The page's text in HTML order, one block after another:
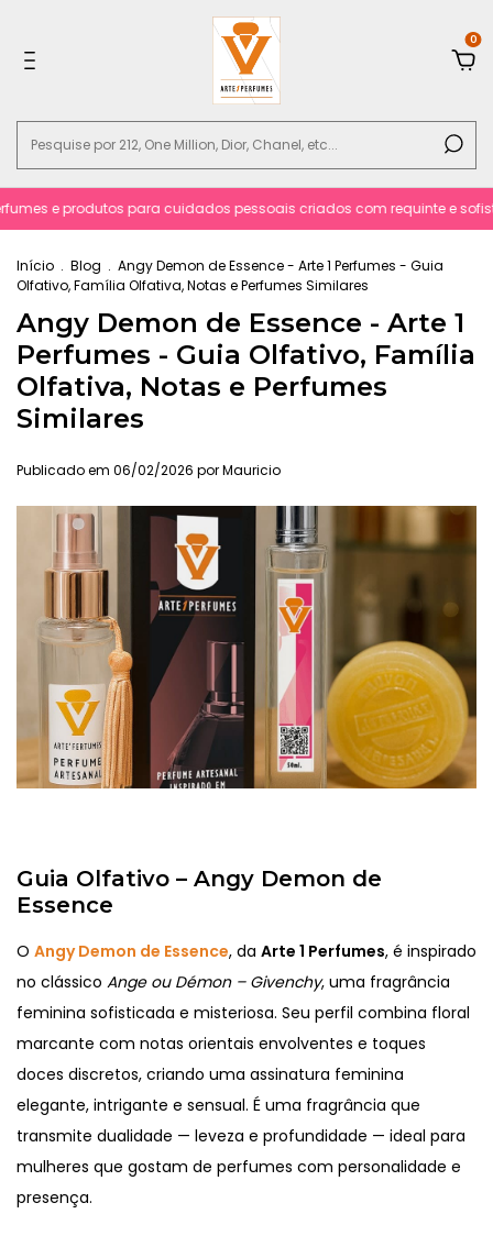
0
e produtos para cuidados pessoais criados com requinte e
Início . Blog . Angy Demon de Essence - Arte 1 Perfumes - Guia
Olfativo, Família Olfativa, Notas e Perfumes Similares
Angy Demon de Essence - Arte 1
Perfumes - Guia Olfativo, Família
Olfativa, Notas e Perfumes
Similares
Publicado em 06/02/2026 por Mauricio
Guia Olfativo – Angy Demon de
Essence
O Angy Demon de Essence, da Arte 1 Perfumes, é inspirado
no clássico Ange ou Démon – Givenchy, uma fragrância
feminina sofisticada e misteriosa. Seu perfil combina floral
marcante com notas orientais envolventes e toques
doces discretos, criando uma assinatura feminina
elegante, intrigante e sensual. É uma fragrância que
transmite dualidade — leveza e profundidade — ideal para
mulheres que gostam de perfumes com personalidade e
presença.